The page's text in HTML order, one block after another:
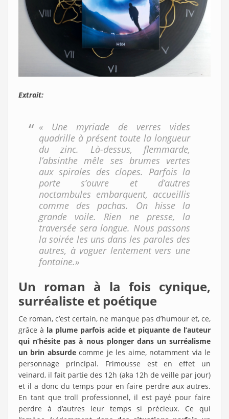
Extrait:
« Une myriade de verres vides
quadrille à présent toute la longueur
du zinc. Là-dessus, flemmarde,
l’absinthe mêle ses brumes vertes
aux spirales des clopes. Parfois la
porte s’ouvre et d’autres
noctambules embarquent, accueillis
comme des pachas. On hisse la
grande voile. Rien ne presse, la
traversée sera longue. Nous passons
la soirée les uns dans les paroles des
autres, à voguer lentement vers une
fontaine.»
Un roman à la fois cynique,
surréaliste et poétique
Ce roman, c’est certain, ne manque pas d’humour et, ce,
grâce à la plume parfois acide et piquante de l’auteur
qui n’hésite pas à nous plonger dans un surréalisme
un brin absurdecomme je les aime, notamment via le
personnage principal. Frimousse est en effet un
veinard, il fait partie des 12h (aka 12h de veille par jour)
et il a donc du temps pour en faire perdre aux autres.
En tant que troll professionnel, il est payé pour faire
perdre à d’autres leur temps si précieux. Ce qui